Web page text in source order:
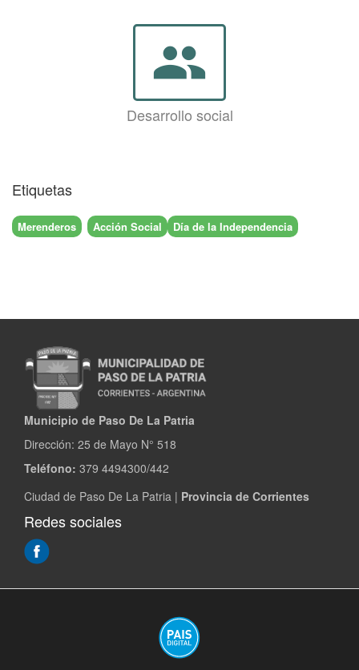
group
Desarrollo social
Etiquetas
Merenderos Acción Social Día de la Independencia
Municipio de Paso De La Patria
Dirección: 25 de Mayo N° 518
Teléfono: 379 4494300/442
Ciudad de Paso De La Patria | Provincia de Corrientes
Redes sociales